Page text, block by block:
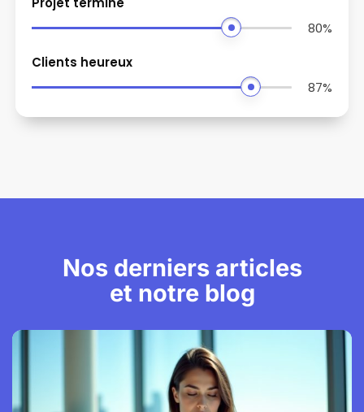
90%
Clients heureux
99%
Nos derniers articles
et notre blog